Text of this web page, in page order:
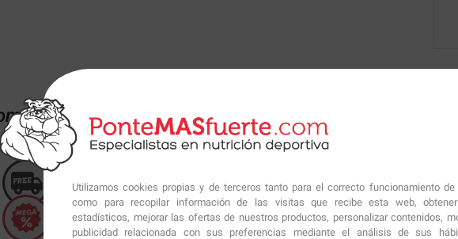
Utilizamos cookies propias y de terceros tanto para el correcto funcionamiento
como para recopilar información de las visitas que recibe esta web,
estadísticos, mejorar las ofertas de nuestros productos, personalizar contenidos,
publicidad relacionada con sus preferencias mediante el análisis de sus
de nuestros nutricionistas.